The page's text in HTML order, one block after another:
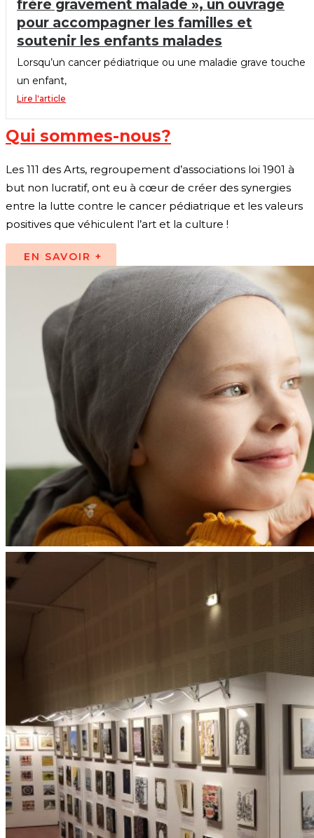
frère gravement malade », un ouvrage
pour accompagner les familles et
soutenir les enfants malades
Lorsqu’un cancer pédiatrique ou une maladie grave touche
un enfant,
Lire l'article
Qui sommes-nous?
Les 111 des Arts, regroupement d’associations loi 1901 à
but non lucratif, ont eu à cœur de créer des synergies
entre la lutte contre le cancer pédiatrique et les valeurs
positives que véhiculent l’art et la culture !
EN SAVOIR +